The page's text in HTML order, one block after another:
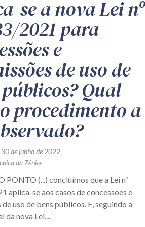
se a nova Lei nº
2021 para
e
de uso de
Qual
procedimento a
de junho de 2022
da Zênite
PONTO (...) concluímos que a Lei nº
aplica-se aos casos de concessões e
uso de bens públicos. E, seguindo a
da nova Lei,...